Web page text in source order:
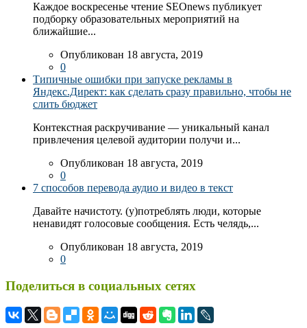
Каждое воскресенье чтение SEOnews публикует
подборку образовательных мероприятий на
ближайшие...
Опубликован 18 августа, 2019
0
Типичные ошибки при запуске рекламы в
Яндекс.Директ: как сделать сразу правильно, чтобы не
слить бюджет
Контекстная раскручивание — уникальный канал
привлечения целевой аудитории получи и...
Опубликован 18 августа, 2019
0
7 способов перевода аудио и видео в текст
Давайте начистоту. (у)потреблять люди, которые
ненавидят голосовые сообщения. Есть челядь,...
Опубликован 18 августа, 2019
0
Поделиться в социальных сетях